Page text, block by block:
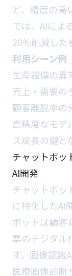
ど、精度の高
では、AIによ
20%削減した
利用シーン例
生産設備の異
売上・需要の
顧客離脱率の
高精度なモデ
ス成長の鍵と
チャットボッ
AI開発
チャットボッ
に特化したAI
ボットは顧客
票のデジタル
す。画像認識
医療画像診断